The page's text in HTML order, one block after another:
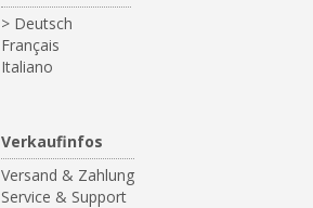
> Deutsch
Français
Italiano
Verkaufinfos
Versand & Zahlung
Service & Support